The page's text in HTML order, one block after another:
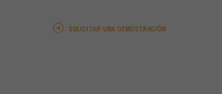
SOLICITAR UNA DEMOSTRACIÓN